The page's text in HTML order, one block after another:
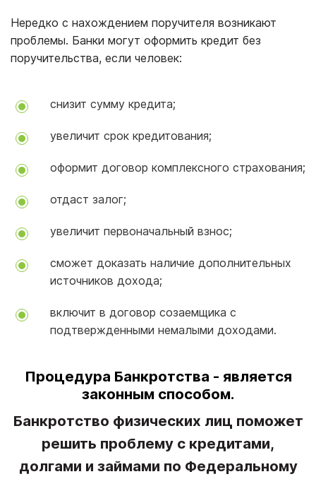
Нередко с нахождением поручителя возникают
проблемы. Банки могут оформить кредит без
поручительства, если человек:
снизит сумму кредита;
увеличит срок кредитования;
оформит договор комплексного страхования;
отдаст залог;
увеличит первоначальный взнос;
сможет доказать наличие дополнительных
источников дохода;
включит в договор созаемщика с
подтвержденными немалыми доходами.
Процедура Банкротства - является
законным способом.
Банкротство физических лиц поможет
решить проблему с кредитами,
долгами и займами по Федеральному